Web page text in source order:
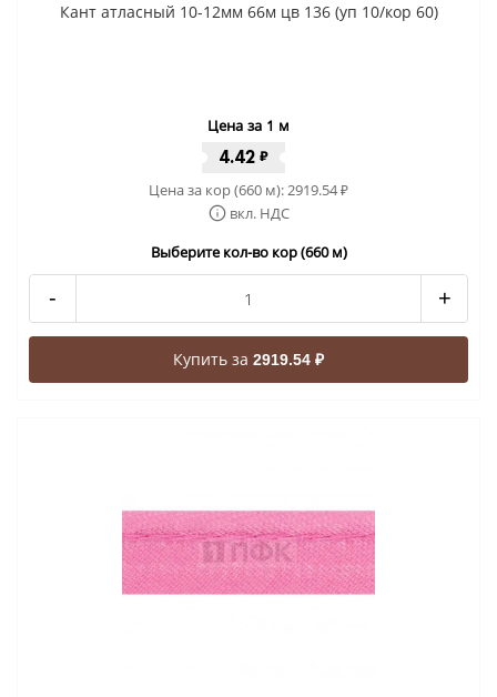
Кант атласный 10-12мм 66м цв 136 (уп 10/кор 60)
Цена за 1 м
4.42 ₽
Цена за кор (660 м):2919.54₽
вкл. НДС
Выберите кол-во кор (660 м)
- +
Купить за 2919.54 ₽